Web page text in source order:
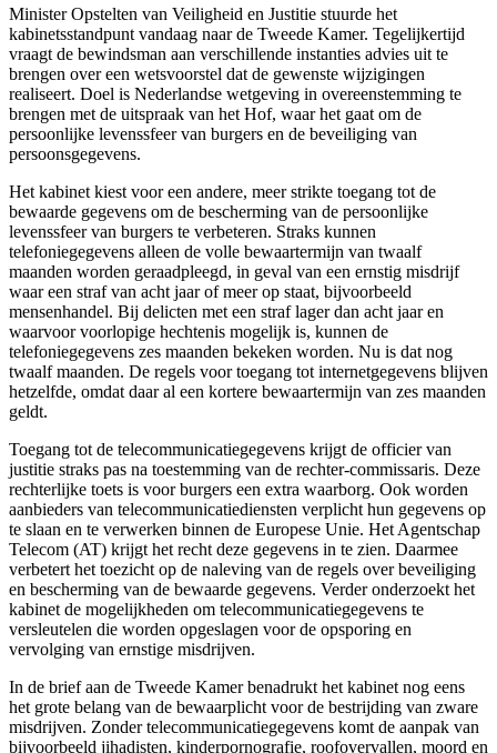
Minister Opstelten van Veiligheid en Justitie stuurde het
kabinetsstandpunt vandaag naar de Tweede Kamer. Tegelijkertijd
vraagt de bewindsman aan verschillende instanties advies uit te
brengen over een wetsvoorstel dat de gewenste wijzigingen
realiseert. Doel is Nederlandse wetgeving in overeenstemming te
brengen met de uitspraak van het Hof, waar het gaat om de
persoonlijke levenssfeer van burgers en de beveiliging van
persoonsgegevens.
Het kabinet kiest voor een andere, meer strikte toegang tot de
bewaarde gegevens om de bescherming van de persoonlijke
levenssfeer van burgers te verbeteren. Straks kunnen
telefoniegegevens alleen de volle bewaartermijn van twaalf
maanden worden geraadpleegd, in geval van een ernstig misdrijf
waar een straf van acht jaar of meer op staat, bijvoorbeeld
mensenhandel. Bij delicten met een straf lager dan acht jaar en
waarvoor voorlopige hechtenis mogelijk is, kunnen de
telefoniegegevens zes maanden bekeken worden. Nu is dat nog
twaalf maanden. De regels voor toegang tot internetgegevens blijven
hetzelfde, omdat daar al een kortere bewaartermijn van zes maanden
geldt.
Toegang tot de telecommunicatiegegevens krijgt de officier van
justitie straks pas na toestemming van de rechter-commissaris. Deze
rechterlijke toets is voor burgers een extra waarborg. Ook worden
aanbieders van telecommunicatiediensten verplicht hun gegevens op
te slaan en te verwerken binnen de Europese Unie. Het Agentschap
Telecom (AT) krijgt het recht deze gegevens in te zien. Daarmee
verbetert het toezicht op de naleving van de regels over beveiliging
en bescherming van de bewaarde gegevens. Verder onderzoekt het
kabinet de mogelijkheden om telecommunicatiegegevens te
versleutelen die worden opgeslagen voor de opsporing en
vervolging van ernstige misdrijven.
In de brief aan de Tweede Kamer benadrukt het kabinet nog eens
het grote belang van de bewaarplicht voor de bestrijding van zware
misdrijven. Zonder telecommunicatiegegevens komt de aanpak van
bijvoorbeeld jihadisten, kinderpornografie, roofovervallen, moord en